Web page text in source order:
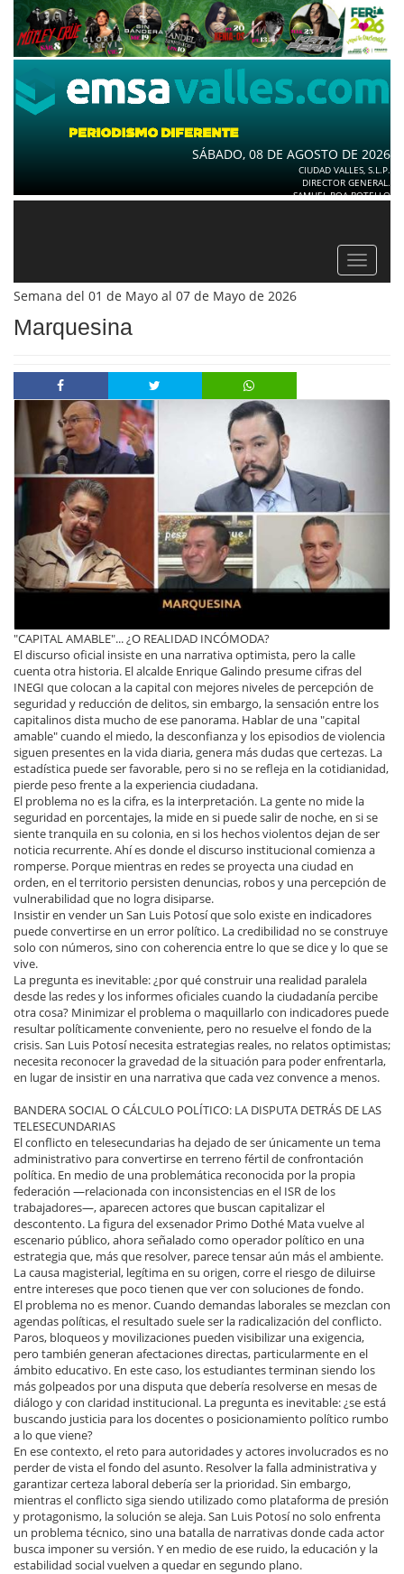
SÁBADO, 08 DE AGOSTO DE 2026
CIUDAD VALLES, S.L.P.
DIRECTOR GENERAL.
SAMUEL ROA BOTELLO
Toggle
Semana del 01 de Mayo al 07 de Mayo de 2026
Marquesina
"CAPITAL AMABLE"... ¿O REALIDAD INCÓMODA?
El discurso oficial insiste en una narrativa optimista, pero la calle
cuenta otra historia. El alcalde Enrique Galindo presume cifras del
INEGI que colocan a la capital con mejores niveles de percepción de
seguridad y reducción de delitos, sin embargo, la sensación entre los
capitalinos dista mucho de ese panorama. Hablar de una "capital
amable" cuando el miedo, la desconfianza y los episodios de violencia
siguen presentes en la vida diaria, genera más dudas que certezas. La
estadística puede ser favorable, pero si no se refleja en la cotidianidad,
pierde peso frente a la experiencia ciudadana.
El problema no es la cifra, es la interpretación. La gente no mide la
seguridad en porcentajes, la mide en si puede salir de noche, en si se
siente tranquila en su colonia, en si los hechos violentos dejan de ser
noticia recurrente. Ahí es donde el discurso institucional comienza a
romperse. Porque mientras en redes se proyecta una ciudad en
orden, en el territorio persisten denuncias, robos y una percepción de
vulnerabilidad que no logra disiparse.
Insistir en vender un San Luis Potosí que solo existe en indicadores
puede convertirse en un error político. La credibilidad no se construye
solo con números, sino con coherencia entre lo que se dice y lo que se
vive.
La pregunta es inevitable: ¿por qué construir una realidad paralela
desde las redes y los informes oficiales cuando la ciudadanía percibe
otra cosa? Minimizar el problema o maquillarlo con indicadores puede
resultar políticamente conveniente, pero no resuelve el fondo de la
crisis. San Luis Potosí necesita estrategias reales, no relatos optimistas;
necesita reconocer la gravedad de la situación para poder enfrentarla,
en lugar de insistir en una narrativa que cada vez convence a menos.
BANDERA SOCIAL O CÁLCULO POLÍTICO: LA DISPUTA DETRÁS DE LAS
TELESECUNDARIAS
El conflicto en telesecundarias ha dejado de ser únicamente un tema
administrativo para convertirse en terreno fértil de confrontación
política. En medio de una problemática reconocida por la propia
federación —relacionada con inconsistencias en el ISR de los
trabajadores—, aparecen actores que buscan capitalizar el
descontento. La figura del exsenador Primo Dothé Mata vuelve al
escenario público, ahora señalado como operador político en una
estrategia que, más que resolver, parece tensar aún más el ambiente.
La causa magisterial, legítima en su origen, corre el riesgo de diluirse
entre intereses que poco tienen que ver con soluciones de fondo.
El problema no es menor. Cuando demandas laborales se mezclan con
agendas políticas, el resultado suele ser la radicalización del conflicto.
Paros, bloqueos y movilizaciones pueden visibilizar una exigencia,
pero también generan afectaciones directas, particularmente en el
ámbito educativo. En este caso, los estudiantes terminan siendo los
más golpeados por una disputa que debería resolverse en mesas de
diálogo y con claridad institucional. La pregunta es inevitable: ¿se está
buscando justicia para los docentes o posicionamiento político rumbo
a lo que viene?
En ese contexto, el reto para autoridades y actores involucrados es no
perder de vista el fondo del asunto. Resolver la falla administrativa y
garantizar certeza laboral debería ser la prioridad. Sin embargo,
mientras el conflicto siga siendo utilizado como plataforma de presión
y protagonismo, la solución se aleja. San Luis Potosí no solo enfrenta
un problema técnico, sino una batalla de narrativas donde cada actor
busca imponer su versión. Y en medio de ese ruido, la educación y la
estabilidad social vuelven a quedar en segundo plano.